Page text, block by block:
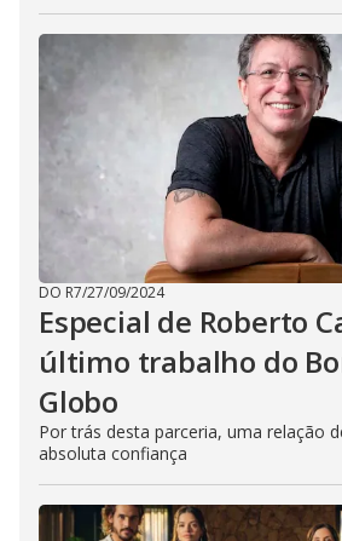
DO R7/27/09/2024
Especial de Roberto
último trabalho do
Globo
Por trás desta parceria, uma relação
absoluta confiança